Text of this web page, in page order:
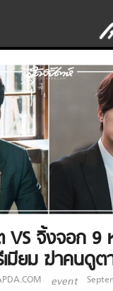
จิ้งจอก 9
มียม ฆ่าคนดูต
event